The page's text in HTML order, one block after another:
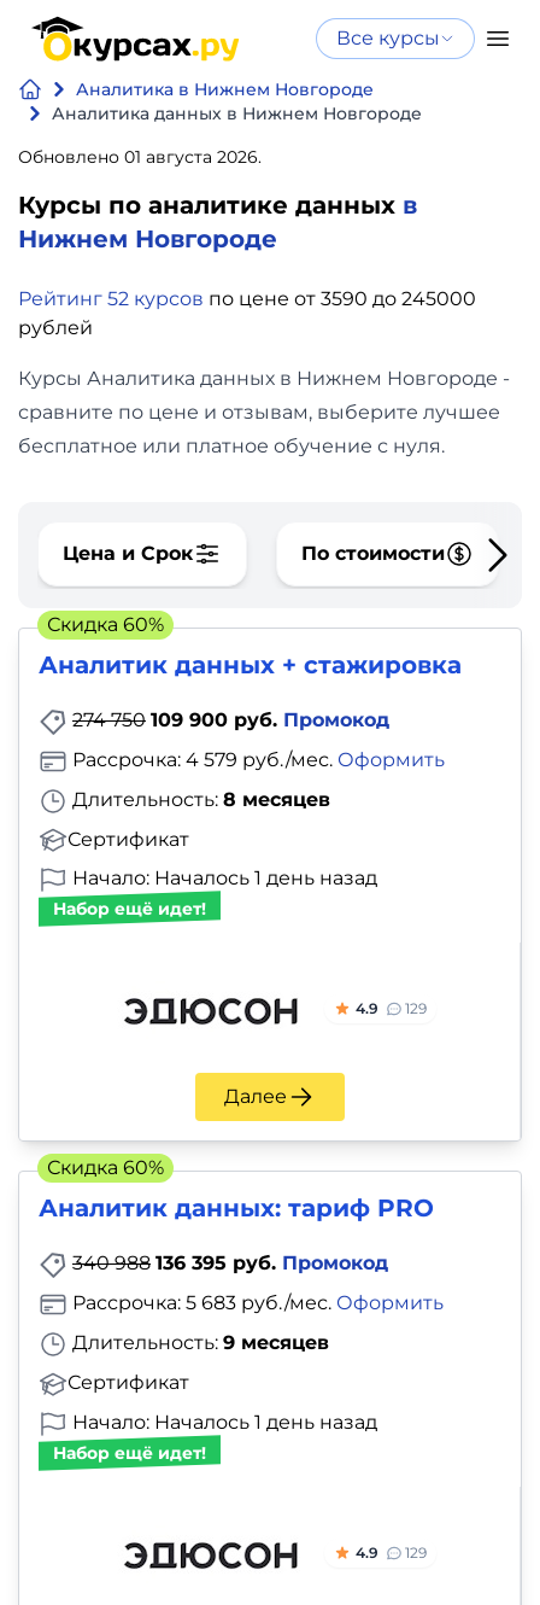
Все курсы
Аналитика в Нижнем Новгороде
Аналитика данных в Нижнем Новгороде
Обновлено 01 августа 2026.
Курсы по аналитике данных в
Нижнем Новгороде
Рейтинг 52 курсов по цене от 3590 до 245000
рублей
Курсы Аналитика данных в Нижнем Новгороде -
сравните по цене и отзывам, выберите лучшее
бесплатное или платное обучение с нуля.
Цена и Срок По стоимости
Аналитик данных + стажировка
274 750 109 900 руб. Промокод
Длительность: 8 месяцев
Сертификат
Рассрочка: 4 579 руб./мес. Оформить
Начало: Началось 1 день назад
Набор ещё идет!
4.9 129
Далее
Скидка 60%
Аналитик данных: тариф PRO
340 988 136 395 руб. Промокод
Длительность: 9 месяцев
Сертификат
Рассрочка: 5 683 руб./мес. Оформить
Начало: Началось 1 день назад
Набор ещё идет!
4.9 129
Скидка 60%
Нейросеть
и ИИ
Программирование
Бизнес
финансы
Дизайн
Аналитика
фото,
аудио
Маркетинг
Иностранный
язык
Для
детей
Красота,
фитнес
саморазвитие
Прочее
Репетиторы
Тесты
на
профориентацию
Нейросеть и ИИ
интеллекту
Курсы по нейросетям